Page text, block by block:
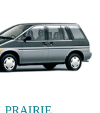
PRAIRIE